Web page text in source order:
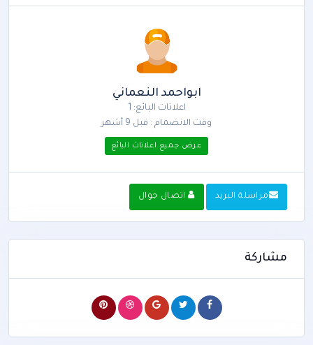
ابواحمد النعماني
اعلانات البائع: 1
وقت الانضمام : قبل 9 أشهر
عرض جميع اعلانات البائع
مراسلة البريد اتصال جوال
مشاركة